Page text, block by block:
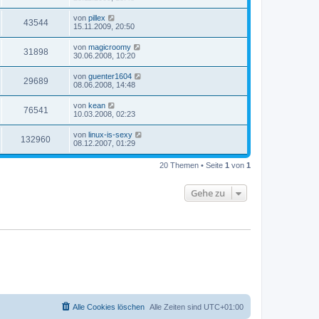
43544 von pillex
15.11.2009, 20:50
31898 von magicroomy
30.06.2008, 10:20
29689 von guenter1604
08.06.2008, 14:48
76541 von kean
10.03.2008, 02:23
132960 von linux-is-sexy
08.12.2007, 01:29
20 Themen • Seite 1 von 1
Gehe zu
Alle Zeiten sind UTC+01:00
Alle Cookies löschen